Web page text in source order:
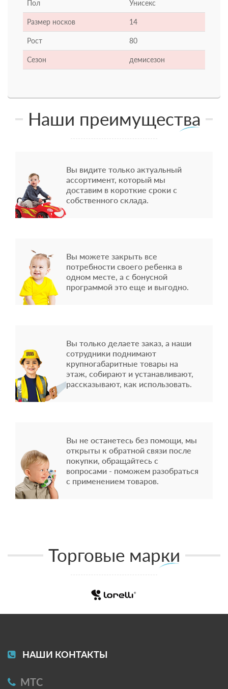
Пол Унисекс
Размер носков 14
Рост 80
Сезон демисезон
Наши преимущества
Вы видите только актуальный
ассортимент, который мы
доставим в короткие сроки с
собственного склада.
Вы можете закрыть все
потребности своего ребенка в
одном месте, а с бонусной
программой это еще и выгодно.
Вы только делаете заказ, а наши
сотрудники поднимают
крупногабаритные товары на
этаж, собирают и устанавливают,
рассказывают, как использовать.
Вы не останетесь без помощи, мы
открыты к обратной связи после
покупки, обращайтесь с
вопросами - поможем разобраться
с применением товаров.
Торговые марки
НАШИ КОНТАКТЫ
МТС